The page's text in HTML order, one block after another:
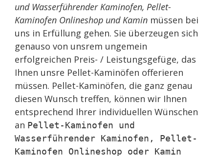
und Wasserführender Kaminofen, Pellet-
Kaminofen Onlineshop und Kamin müssen bei
uns in Erfüllung gehen. Sie überzeugen sich
genauso von unsrem ungemein
erfolgreichen Preis- / Leistungsgefüge, das
Ihnen unsre Pellet-Kaminöfen offerieren
müssen. Pellet-Kaminöfen, die ganz genau
diesen Wunsch treffen, können wir Ihnen
entsprechend Ihrer individuellen Wünschen
an Pellet-Kaminofen und
Wasserführender Kaminofen, Pellet-
Kaminofen Onlineshop oder Kamin